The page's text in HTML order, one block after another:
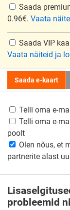
Saada
0.96€. Vaata
Saada VIP
Vaata näiteid ja
Saada e-kaart
Telli oma e-
Telli oma e-
poolt
Olen nõus, et
partnerite alast
probleemid